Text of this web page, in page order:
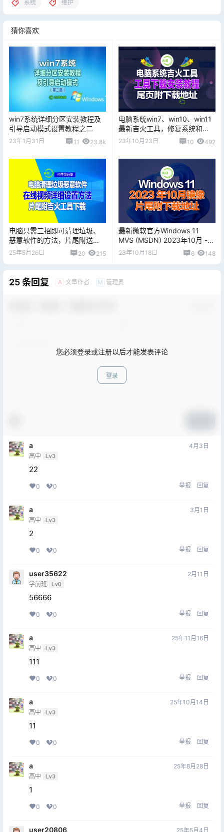
系统 维护
猜你喜欢
win7系统详细分区安装教程及
引导启动模式设置教程之二
23年1月31日 11 23.8k
电脑系统win7、win10、win11
最新吉火工具，修复系统和
Office软件集火机制，片尾附下
23年10月23日 10 492
电脑只需三招即可清理垃圾、
恶意软件的方法，片尾附送
win7、win10、win11最新吉火
25年5月26日 20 215
最新微软官方Windows 11
MVS (MSDN) 2023年10月 -
简繁英镜像，直链下载
23年10月18日 6 148
25 条回复 A 文章作者 M 管理员
您必须登录或注册以后才能发表评论
登录
a
高中 Lv3
4月3日
22
0 0 举报 回复
a
高中 Lv3
3月1日
2
0 0 举报 回复
user35622
学前班 Lv0
2月11日
56666
0 0 举报 回复
a
高中 Lv3
25年11月16日
111
0 0 举报 回复
a
高中 Lv3
25年10月14日
11
0 0 举报 回复
a
高中 Lv3
25年8月28日
1
0 0 举报 回复
user20806 25年5月4日